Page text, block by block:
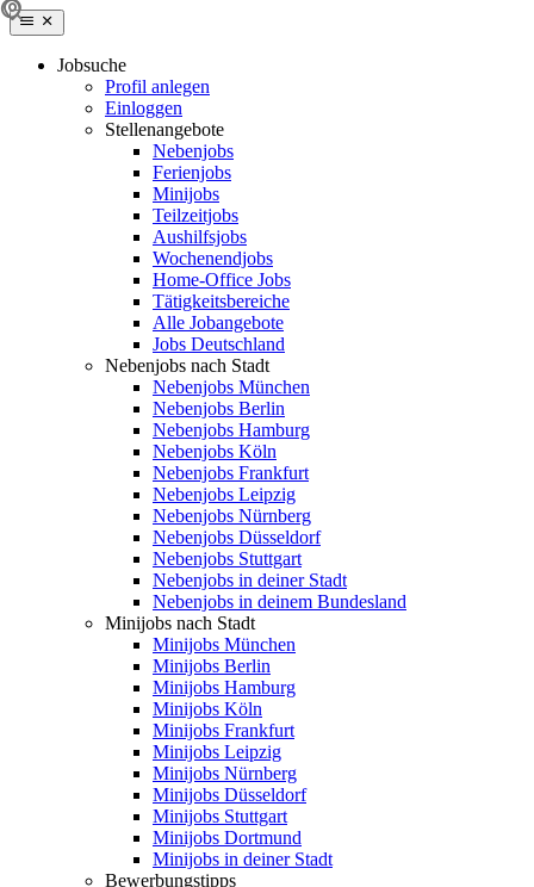
Jobsuche
Profil anlegen
Einloggen
Stellenangebote
Nebenjobs
Ferienjobs
Minijobs
Teilzeitjobs
Aushilfsjobs
Wochenendjobs
Home-Office Jobs
Tätigkeitsbereiche
Alle Jobangebote
Jobs Deutschland
Nebenjobs nach Stadt
Nebenjobs München
Nebenjobs Berlin
Nebenjobs Hamburg
Nebenjobs Köln
Nebenjobs Frankfurt
Nebenjobs Leipzig
Nebenjobs Nürnberg
Nebenjobs Düsseldorf
Nebenjobs Stuttgart
Nebenjobs in deiner Stadt
Nebenjobs in deinem Bundesland
Minijobs nach Stadt
Minijobs München
Minijobs Berlin
Minijobs Hamburg
Minijobs Köln
Minijobs Frankfurt
Minijobs Leipzig
Minijobs Nürnberg
Minijobs Düsseldorf
Minijobs Stuttgart
Minijobs Dortmund
Minijobs in deiner Stadt
Bewerbungstipps